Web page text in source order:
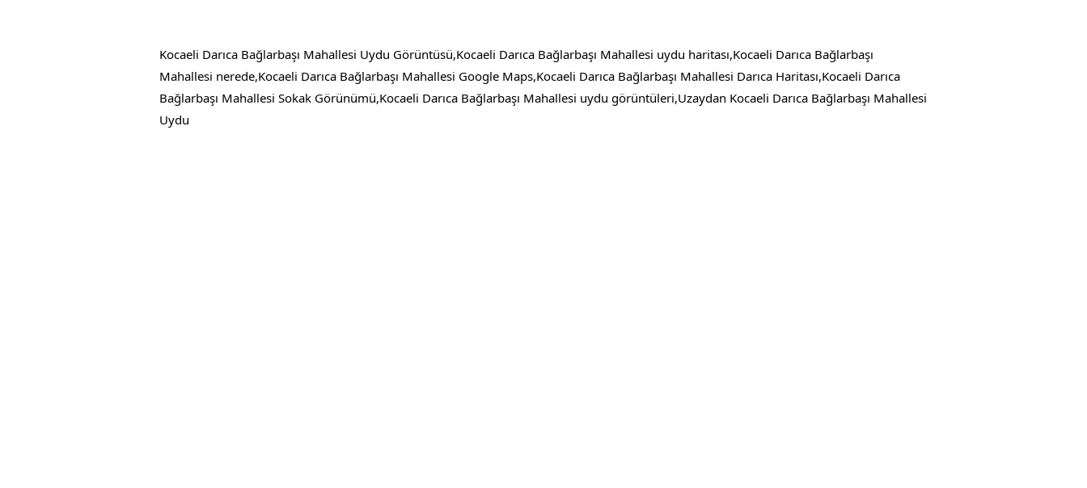
Kocaeli Darıca Bağlarbaşı Mahallesi Uydu Görüntüsü,Kocaeli Darıca Bağlarbaşı Mahallesi uydu haritası,Kocaeli Darıca Bağlarbaşı
Mahallesi nerede,Kocaeli Darıca Bağlarbaşı Mahallesi Google Maps,Kocaeli Darıca Bağlarbaşı Mahallesi Darıca Haritası,Kocaeli Darıca
Bağlarbaşı Mahallesi Sokak Görünümü,Kocaeli Darıca Bağlarbaşı Mahallesi uydu görüntüleri,Uzaydan Kocaeli Darıca Bağlarbaşı Mahallesi
Uydu